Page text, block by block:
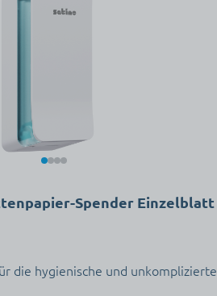
Spender Einzelblatt
die hygienische und unkomplizierte